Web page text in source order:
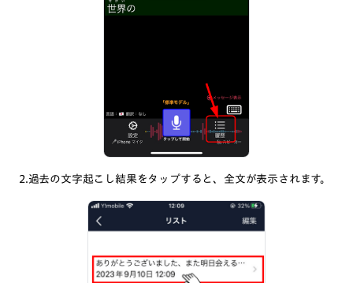
2.過去の文字起こし結果をタップすると、全文が表示されます。